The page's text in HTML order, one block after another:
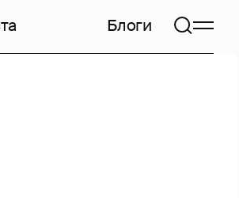
Блоги